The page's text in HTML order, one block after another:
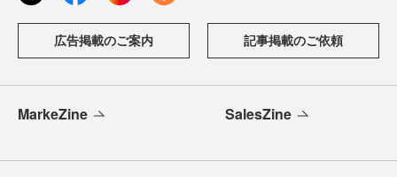
広告掲載のご案内 記事掲載のご依頼
MarkeZine SalesZine